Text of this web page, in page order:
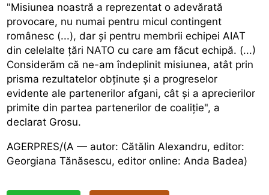
"Misiunea noastră a reprezentat o adevărată
provocare, nu numai pentru micul contingent
românesc (...), dar și pentru membrii echipei AIAT
din celelalte țări NATO cu care am făcut echipă. (...)
Considerăm că ne-am îndeplinit misiunea, atât prin
prisma rezultatelor obținute și a progreselor
evidente ale partenerilor afgani, cât și a aprecierilor
primite din partea partenerilor de coaliție", a
declarat Grosu.
AGERPRES/(A — autor: Cătălin Alexandru, editor:
Georgiana Tănăsescu, editor online: Anda Badea)